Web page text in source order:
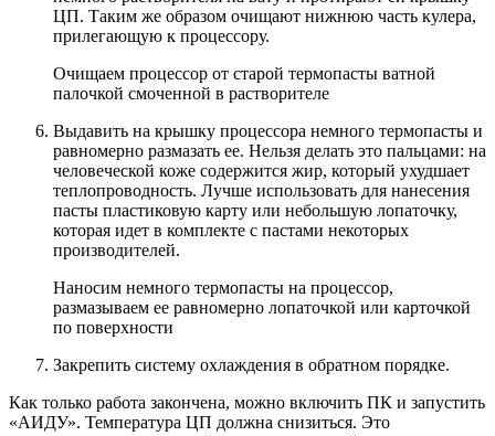
ЦП. Таким же образом очищают нижнюю часть кулера,
прилегающую к процессору.
Очищаем процессор от старой термопасты ватной
палочкой смоченной в растворителе
Выдавить на крышку процессора немного термопасты и
равномерно размазать ее. Нельзя делать это пальцами: на
человеческой коже содержится жир, который ухудшает
теплопроводность. Лучше использовать для нанесения
пасты пластиковую карту или небольшую лопаточку,
которая идет в комплекте с пастами некоторых
производителей.
Наносим немного термопасты на процессор,
размазываем ее равномерно лопаточкой или карточкой
по поверхности
Закрепить систему охлаждения в обратном порядке.
Как только работа закончена, можно включить ПК и запустить
«АИДУ». Температура ЦП должна снизиться. Это